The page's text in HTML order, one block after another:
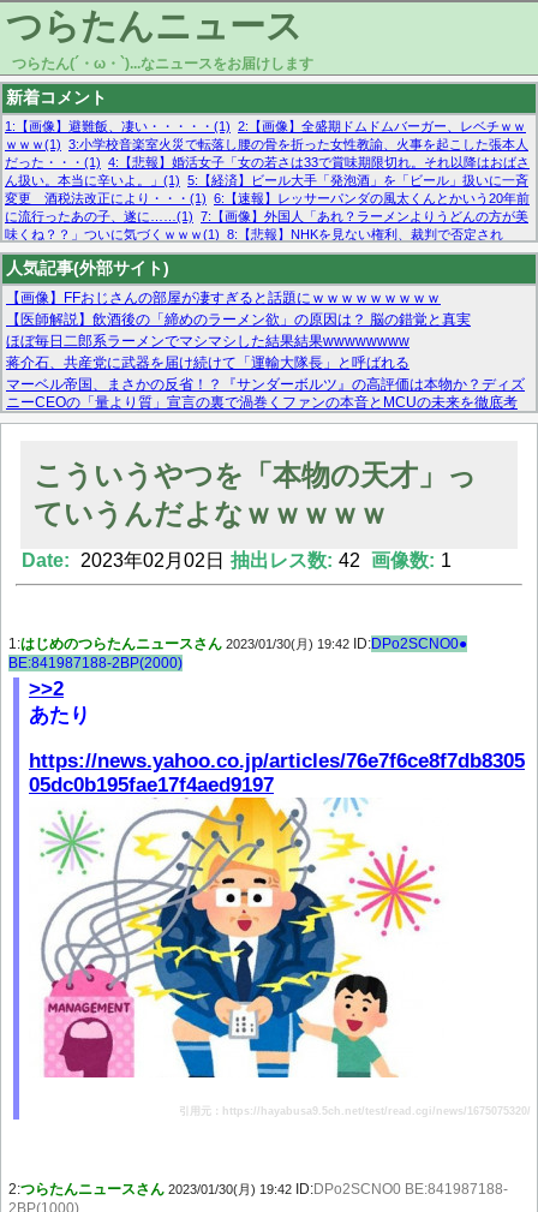
つらたんニュース
つらたん(´・ω・`)...なニュースをお届けします
新着コメント
1:【画像】避難飯、凄い・・・・・(1) 2:【画像】全盛期ドムドムバーガー、レベチｗｗ
ｗｗｗ(1) 3:小学校音楽室火災で転落し腰の骨を折った女性教諭、火事を起こした張本人
だった・・・(1) 4:【悲報】婚活女子「女の若さは33で賞味期限切れ。それ以降はおばさ
ん扱い。本当に辛いよ。」(1) 5:【経済】ビール大手「発泡酒」を「ビール」扱いに一斉
変更 酒税法改正により・・・(1) 6:【速報】レッサーパンダの風太くんとかいう20年前
に流行ったあの子、遂に……(1) 7:【画像】外国人「あれ？ラーメンよりうどんの方が美
味くね？？」ついに気づくｗｗｗ(1) 8:【悲報】NHKを見ない権利、裁判で否定され
る・・・(1) 9:欧州委員長「原発縮小は間違いでした」(1) 10:【悲報】日本企業の人手不
足、限界突破 52%「正社員も足りてません…」(1)
人気記事(外部サイト)
【画像】FFおじさんの部屋が凄すぎると話題にｗｗｗｗｗｗｗｗｗ
【医師解説】飲酒後の「締めのラーメン欲」の原因は？ 脳の錯覚と真実
ほぼ毎日二郎系ラーメンでマシマシした結果結果wwwwwwww
蒋介石、共産党に武器を届け続けて「運輸大隊長」と呼ばれる
マーベル帝国、まさかの反省！？『サンダーボルツ』の高評価は本物か？ディズ
ニーCEOの「量より質」宣言の裏で渦巻くファンの本音とMCUの未来を徹底考
察！
【画像あり】FacebookとかTwitterで拾ったエロ画像貼ってくよ
こういうやつを「本物の天才」っ
ていうんだよなｗｗｗｗｗ
Date: 2023年02月02日 抽出レス数: 42 画像数: 1
1:はじめのつらたんニュースさん 2023/01/30(月) 19:42 ID:DPo2SCNO0●
BE:841987188-2BP(2000)
>>2
あたり
https://news.yahoo.co.jp/articles/76e7f6ce8f7db8305
05dc0b195fae17f4aed9197
引用元：https://hayabusa9.5ch.net/test/read.cgi/news/1675075320/
2:つらたんニュースさん 2023/01/30(月) 19:42 ID:DPo2SCNO0 BE:841987188-
2BP(1000)